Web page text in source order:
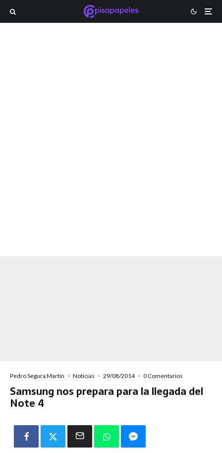
Pedro Segura Martín · Noticias · 29/08/2014 · 0 Comentarios
Samsung nos prepara para la llegada del
Note 4